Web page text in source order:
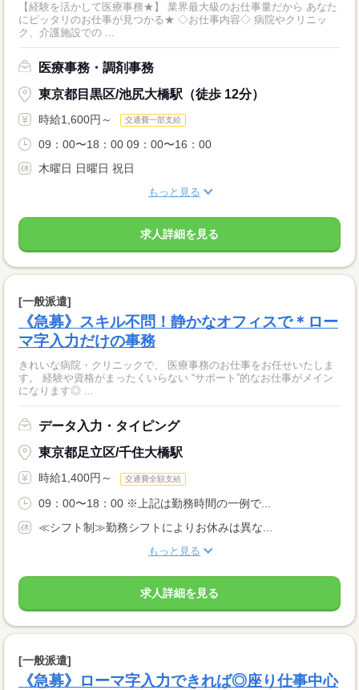
【経験を活かして医療事務★】 業界最大級のお仕事量だから あなた
にピッタリのお仕事が見つかる★ ◇お仕事内容◇ 病院やクリニッ
ク、介護施設での ...
医療事務・調剤事務
東京都目黒区/池尻大橋駅（徒歩 12分）
時給1,600円～ 交通費一部支給
09：00〜18：00 09：00〜16：00
木曜日 日曜日 祝日
もっと見る
求人詳細を見る
[一般派遣]
《急募》スキル不問！静かなオフィスで＊ロー
マ字入力だけの事務
きれいな病院・クリニックで、 医療事務のお仕事をお任せいたしま
す。 経験や資格がまったくいらない “サポート”的なお仕事がメイン
になります◎ ...
データ入力・タイピング
東京都足立区/千住大橋駅
時給1,400円～ 交通費全額支給
09：00〜18：00 ※上記は勤務時間の一例で...
≪シフト制≫勤務シフトによりお休みは異な...
もっと見る
求人詳細を見る
[一般派遣]
《急募》ローマ字入力できれば◎座り仕事中心